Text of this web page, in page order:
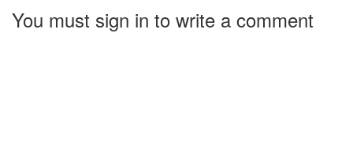
You must sign in to write a comment